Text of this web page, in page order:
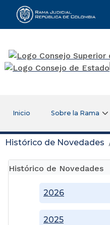
Rama Judicial
Inicio Sobre la Rama
Histórico de Novedades
Histórico de Novedades
2025
2026